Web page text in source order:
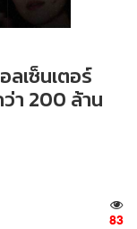
เซ็นเตอร์
า 200 ล้าน
83